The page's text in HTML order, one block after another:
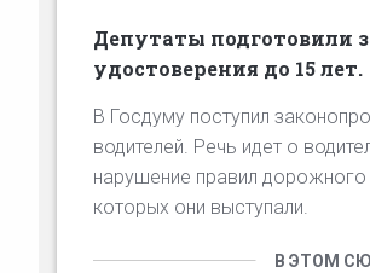
Депутаты подготовили
удостоверения до 15 лет.
В Госдуму поступил
водителей. Речь идет о
нарушение правил
которых они выступали.
В ЭТОМ